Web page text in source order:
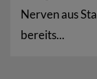
Nerven aus
bereits...